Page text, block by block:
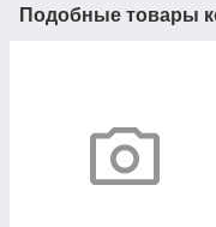
Подобные товары